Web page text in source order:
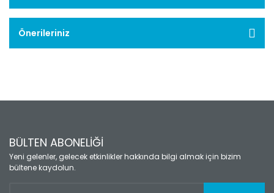
Önerileriniz
BÜLTEN ABONELİĞİ
Yeni gelenler, gelecek etkinlikler hakkında bilgi almak için bizim
bültene kaydolun.